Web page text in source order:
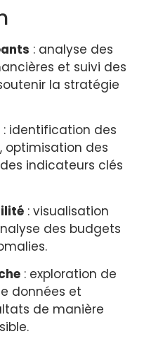
: analyse des
et suivi des
la stratégie
: identification des
optimisation des
indicateurs clés
: visualisation
des budgets
: exploration de
données et
de manière